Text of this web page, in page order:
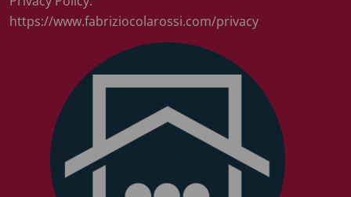
https://www.fabriziocolarossi.com/privacy